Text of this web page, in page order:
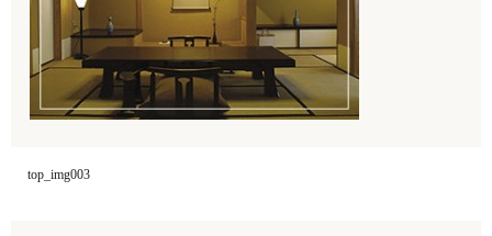
top_img003